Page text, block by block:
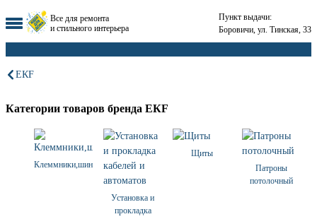
Все для ремонта
и стильного интерьера
Пункт выдачи:
Боровичи, ул. Тинская, 33
ЕКF
Категории товаров бренда ЕКF
Клеммники,шины,наконечники
Установка и
прокладка
Щиты
Патроны
потолочный